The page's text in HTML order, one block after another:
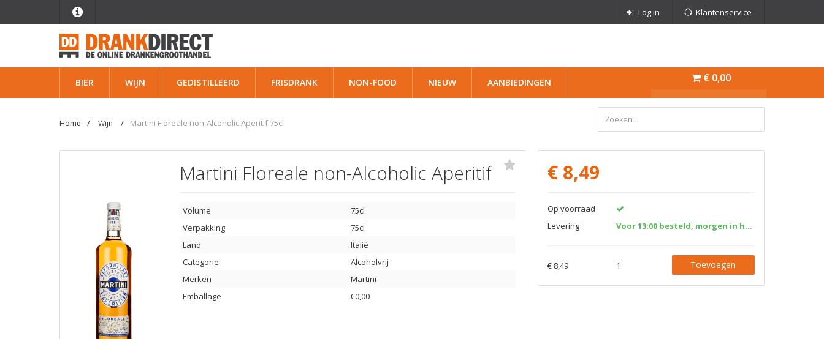
Log in Klantenservice
BIER WIJN GEDISTILLEERD FRISDRANK NON-FOOD NIEUW AANBIEDINGEN € 0,00
Home Wijn Martini Floreale non-Alcoholic Aperitif 75cl
Martini Floreale non-Alcoholic Aperitif
Volume
75cl
Verpakking
75cl
Land
Italië
Categorie
Alcoholvrij
Merken
Martini
Emballage
€0,00
€ 8,49
Op voorraad
Levering
Voor 13:00 besteld, morgen in huis!
€ 8,49 1 Toevoegen